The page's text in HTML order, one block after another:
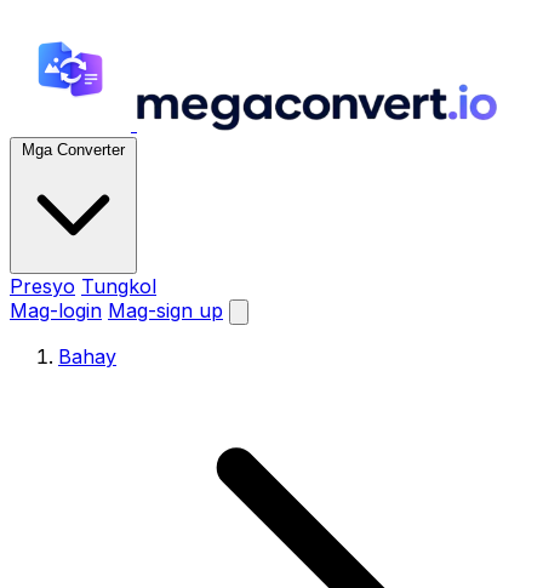
Mga Converter
Presyo Tungkol
Mag-login Mag-sign up
Bahay